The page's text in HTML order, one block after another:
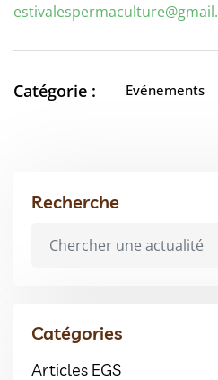
estivalespermaculture@gmail.
Catégorie : Evénements
Recherche
Catégories
Articles EGS